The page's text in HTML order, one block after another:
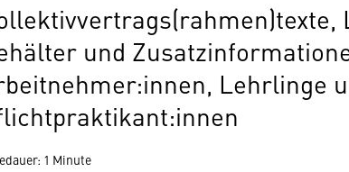
und
Lehrlinge
1 Minute